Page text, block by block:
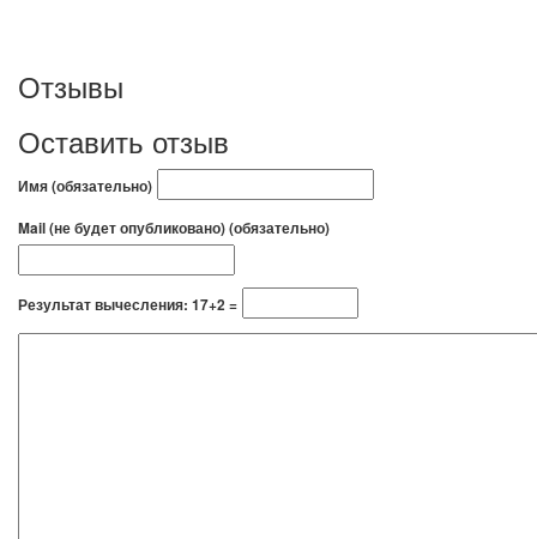
Отзывы
Оставить отзыв
Имя (обязательно)
Mail (не будет опубликовано) (обязательно)
Результат вычесления: 17+2 =